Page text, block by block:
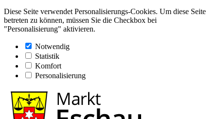
Diese Seite verwendet Personalisierungs-Cookies. Um diese Seite
betreten zu können, müssen Sie die Checkbox bei
"Personalisierung" aktivieren.
Notwendig
Statistik
Komfort
Personalisierung